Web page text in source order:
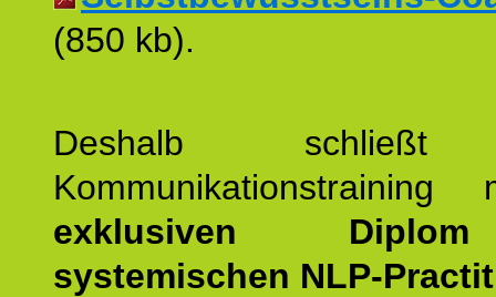
(850 kb).
Deshalb schließt
exklusiven
systemischen NLP-